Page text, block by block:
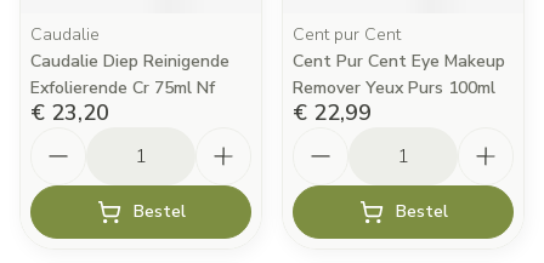
Caudalie
Caudalie Diep Reinigende
Exfolierende Cr 75ml Nf
€ 23,20
Bestel
Cent pur Cent
Cent Pur Cent Eye Makeup
Remover Yeux Purs 100ml
€ 22,99
Bestel